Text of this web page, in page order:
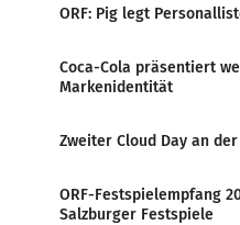
ORF: Pig legt
Coca-Cola präsentiert
Markenidentität
Zweiter Cloud Day an
ORF-Festspielempfang
Salzburger Festspiele